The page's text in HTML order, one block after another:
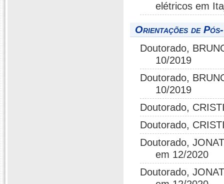
elétricos em
Orientações de
Doutorado,
10/2019
Doutorado,
10/2019
Doutorado,
Doutorado,
Doutorado,
em 12/2020
Doutorado,